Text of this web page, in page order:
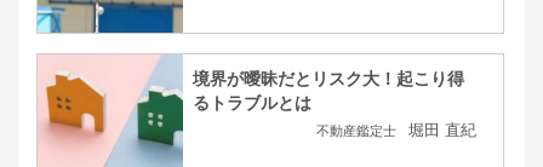
境界が曖昧だとリスク大！起こり得
るトラブルとは
不動産鑑定士 堀田 直紀